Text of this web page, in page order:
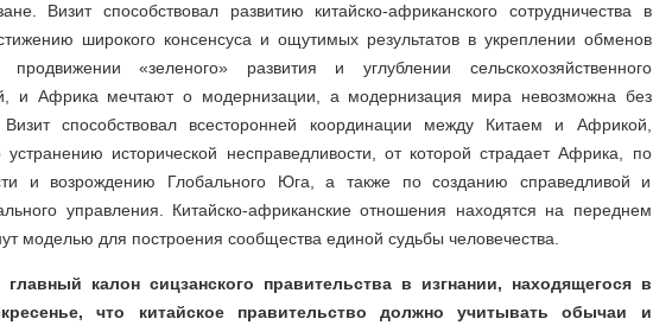
Визит способствовал развитию китайско-африканского сотрудничества в
широкого консенсуса и ощутимых результатов в укреплении обменов
«зеленого» развития и углублении сельскохозяйственного
и Африка мечтают о модернизации, а модернизация мира невозможна без
способствовал всесторонней координации между Китаем и Африкой,
исторической несправедливости, от которой страдает Африка, по
и возрождению Глобального Юга, а также по созданию справедливой и
управления. Китайско-африканские отношения находятся на переднем
моделью для построения сообщества единой судьбы человечества.
калон сицзанского правительства в изгнании, находящегося в
что китайское правительство должно учитывать обычаи и